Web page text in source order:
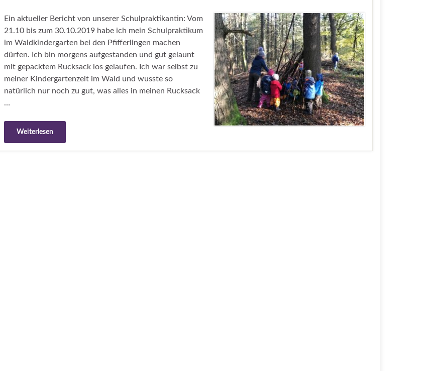
Ein aktueller Bericht von unserer Schulpraktikantin: Vom
21.10 bis zum 30.10.2019 habe ich mein Schulpraktikum
im Waldkindergarten bei den Pfifferlingen machen
dürfen. Ich bin morgens aufgestanden und gut gelaunt
mit gepacktem Rucksack los gelaufen. Ich war selbst zu
meiner Kindergartenzeit im Wald und wusste so
natürlich nur noch zu gut, was alles in meinen Rucksack
…
Weiterlesen